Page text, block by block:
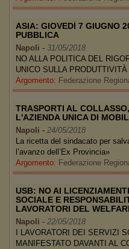
ASIA: GIOVEDÌ 7 GIUGNO
PUBBLICA
Napoli - 31/05/2018
NO ALLA POLITICA DEL
UNICO SULLA
Argomento: Federazione
TRASPORTI AL
L'AZIENDA UNICA DI
Napoli - 24/05/2018
La ricetta del sindacato per
l’avanzo dell’Ex Provincia»
Argomento: Federazione
USB: NO AI
SOCIALE E
LAVORATORI DEL
Napoli - 22/05/2018
I LAVORATORI DEI SERVIZI
MANIFESTATO DAVANTI AL